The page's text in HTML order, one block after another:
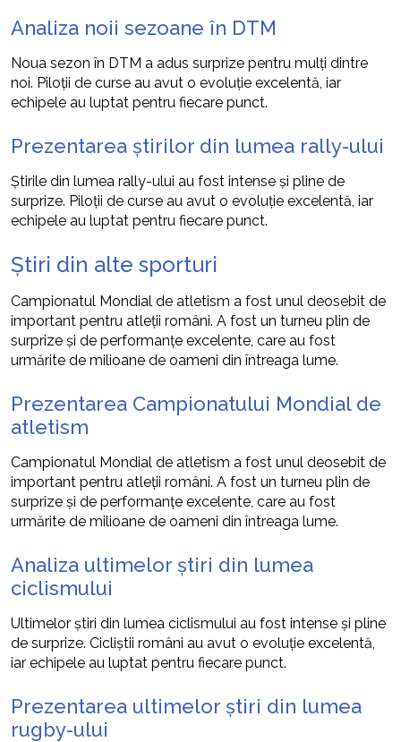
Analiza noii sezoane în DTM
Noua sezon în DTM a adus surprize pentru mulți dintre
noi. Piloții de curse au avut o evoluție excelentă, iar
echipele au luptat pentru fiecare punct.
Prezentarea știrilor din lumea rally-ului
Știrile din lumea rally-ului au fost intense și pline de
surprize. Piloții de curse au avut o evoluție excelentă, iar
echipele au luptat pentru fiecare punct.
Știri din alte sporturi
Campionatul Mondial de atletism a fost unul deosebit de
important pentru atleții români. A fost un turneu plin de
surprize și de performanțe excelente, care au fost
urmărite de milioane de oameni din întreaga lume.
Prezentarea Campionatului Mondial de
atletism
Campionatul Mondial de atletism a fost unul deosebit de
important pentru atleții români. A fost un turneu plin de
surprize și de performanțe excelente, care au fost
urmărite de milioane de oameni din întreaga lume.
Analiza ultimelor știri din lumea
ciclismului
Ultimelor știri din lumea ciclismului au fost intense și pline
de surprize. Cicliștii români au avut o evoluție excelentă,
iar echipele au luptat pentru fiecare punct.
Prezentarea ultimelor știri din lumea
rugby-ului